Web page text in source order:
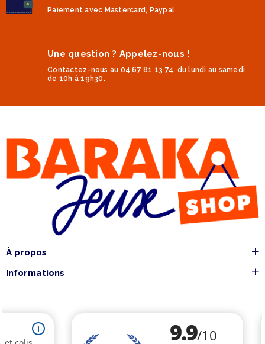
Paiement avec Mastercard, Paypal
Une question ? Appelez-nous !
Contactez-nous au 04 67 81 13 74, du lundi au samedi
de 10h à 19h30.
À propos
Informations